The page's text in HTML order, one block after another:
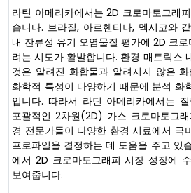
라틴 아메리카에서는 2D 크로마토그래
습니다. 브라질, 아르헨티나, 멕시코와
내 잔류성 유기 오염물질 평가에 2D 크
려는 시도가 활발합니다. 환경 매트릭스
것은 알려진 화합물과 알려지지 않은
화학적 특성이 다양하기 때문에 분석 화
입니다. 따라서 라틴 아메리카에서는
포괄적인 2차원(2D) 가스 크로마토그
경 전문가들이 다양한 환경 시료에서 극
프로파일을 결정하는 데 도움을 주고 있
에서 2D 크로마토그래피 시장 성장에
보여줍니다.